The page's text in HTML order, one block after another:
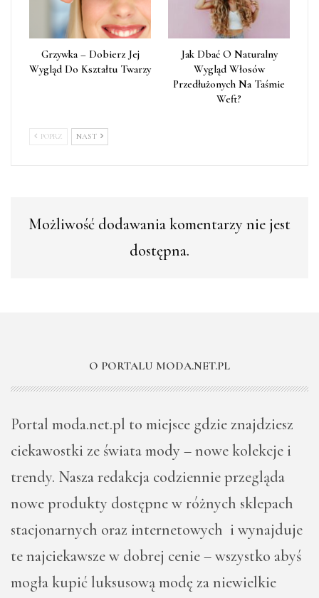
Grzywka – Dobierz Jej
Wygląd Do Kształtu Twarzy
Jak Dbać O Naturalny
Wygląd Włosów
Przedłużonych Na Taśmie
Weft?
POPRZ NAST
Możliwość dodawania komentarzy nie jest
dostępna.
O PORTALU MODA.NET.PL
Portal moda.net.pl to miejsce gdzie znajdziesz
ciekawostki ze świata mody – nowe kolekcje i
trendy. Nasza redakcja codziennie przegląda
nowe produkty dostępne w różnych sklepach
stacjonarnych oraz internetowych i wynajduje
te najciekawsze w dobrej cenie – wszystko abyś
mogła kupić luksusową modę za niewielkie